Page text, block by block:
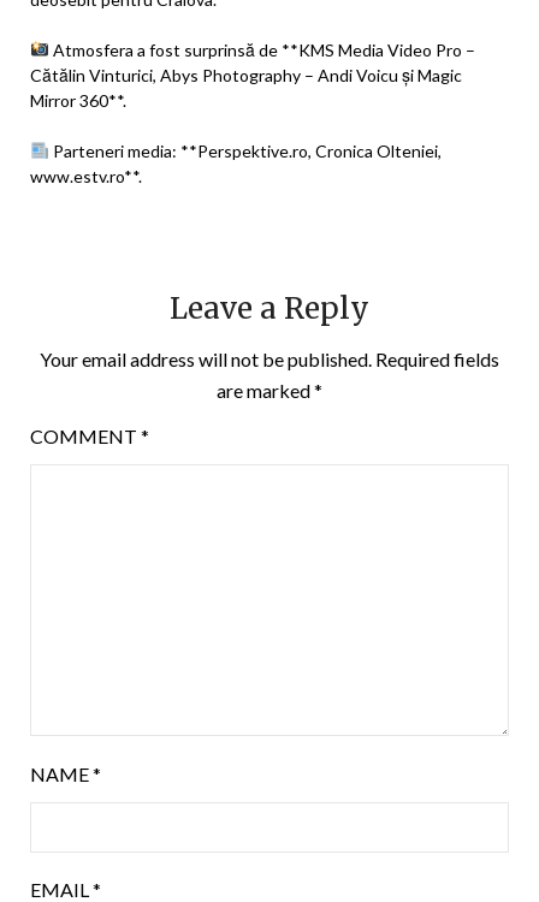
Atmosfera a fost surprinsă de **KMS Media Video Pro –
Cătălin Vinturici, Abys Photography – Andi Voicu și Magic
Mirror 360**.
Parteneri media: **Perspektive.ro, Cronica Olteniei,
www.estv.ro**.
Leave a Reply
Your email address will not be published. Required fields
are marked*
COMMENT *
NAME*
EMAIL*